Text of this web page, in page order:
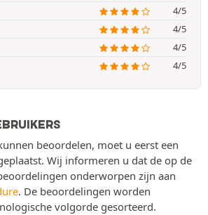
4/5
4/5
4/5
4/5
beoordelen, moet u eerst een
Wij informeren u dat de op de
onderworpen zijn aan
. De beoordelingen worden
volgorde gesorteerd.